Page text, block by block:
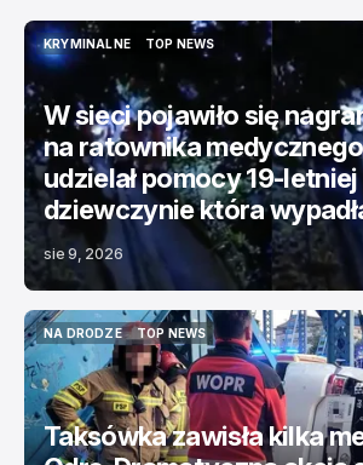
KRYMINALNE
KRYMINALNE
TOP NEWS
TOP NEWS
W sieci pojawiło się
na ratownika
udzielał pomocy 19-letniej
dziewczynie która
sie 9, 2026
NA DRODZE
NA DRODZE
TOP NEWS
TOP NEWS
Taksówka zawisła kilka